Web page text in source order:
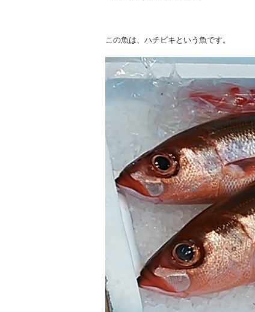
この魚は、ハチビキという魚です。